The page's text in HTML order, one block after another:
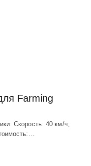
Farming
Скорость: 40 км/ч;